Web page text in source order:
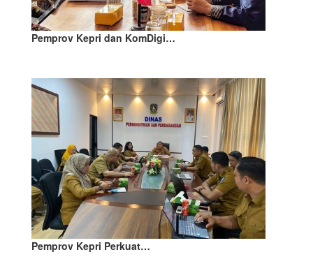
Pemprov Kepri dan KomDigi…
Pemprov Kepri Perkuat…